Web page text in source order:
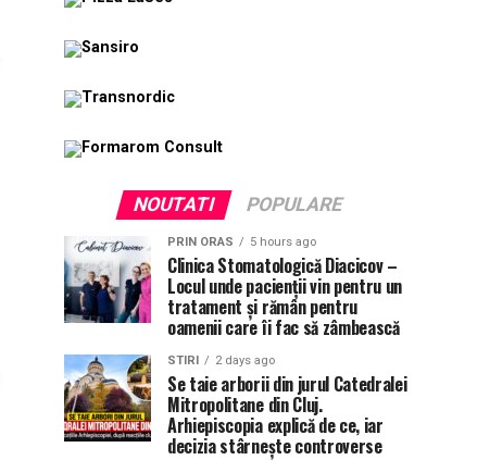
NOUTATI POPULARE
PRIN ORAS 5 hours ago
Clinica Stomatologică Diacicov –
Locul unde pacienții vin pentru un
tratament și rămân pentru
oamenii care îi fac să zâmbească
STIRI 2 days ago
Se taie arborii din jurul Catedralei
Mitropolitane din Cluj.
Arhiepiscopia explică de ce, iar
decizia stârnește controverse